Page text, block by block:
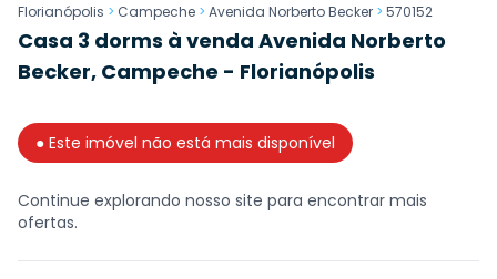
Florianópolis > Campeche > Avenida Norberto Becker > 570152
Casa 3 dorms à venda Avenida Norberto
Becker, Campeche - Florianópolis
● Este imóvel não está mais disponível
Continue explorando nosso site para encontrar mais
ofertas.